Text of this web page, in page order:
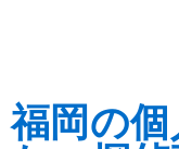
福岡の